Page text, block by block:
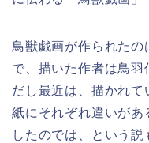
鳥獣戯画が作られた
で、描いた作者は鳥羽
だし最近は、描かれて
紙にそれぞれ違いがあ
したのでは、という説